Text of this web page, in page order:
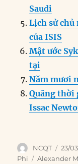
Saudi
Lịch sử chủ
của ISIS
Mật ước
tại
Năm mươi
Quãng thời
Issac
Author
NCQT
on
23/
Phi
Tags
Alexander